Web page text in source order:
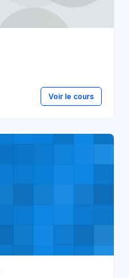
Voir le cours